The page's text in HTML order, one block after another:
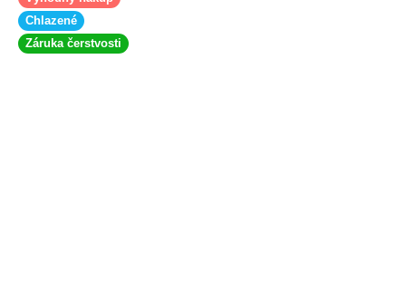
Chlazené
Záruka čerstvosti